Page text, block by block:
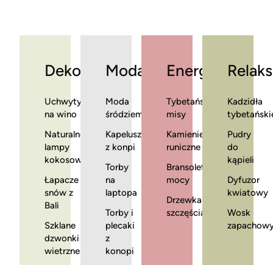
Dekoracje
Uchwyty
na wino
Naturalne
lampy
kokosowe
Łapacze
snów z
Bali
Szklane
dzwonki
wietrzne
Moda
Moda
śródziemnomorska
Kapelusze
z konpi
Torby
na
laptopa
Torby i
plecaki
z
konopi
Energia
Tybetańskie
misy
Kamienie
runiczne
Bransoletki
mocy
Drzewka
szczęścia
Relaks
Kadzidła
Pudry
do
kąpieli
Dyfuzor
kwiatowy
Wosk